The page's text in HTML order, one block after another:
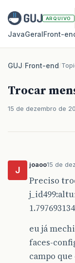
ARQUIVO
JavaGeral
GUJ/Front-end/
Trocar
15 de dezembro de
J
joaoo15 de
Preciso
eu já
faces-
campo